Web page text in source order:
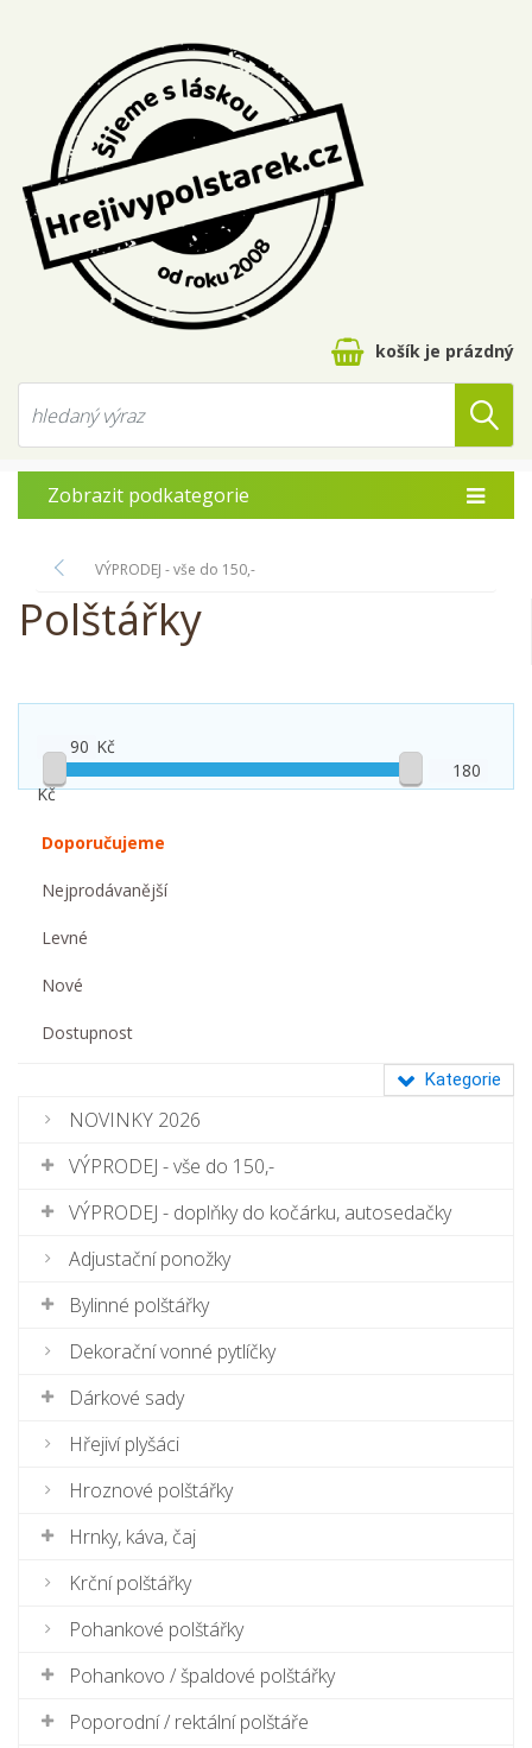
košík je prázdný
Zobrazit podkategorie
VÝPRODEJ - vše do 150,-
Polštářky
Kč
Kč
Doporučujeme
Nejprodávanější
Levné
Nové
Dostupnost
Kategorie
NOVINKY 2026
VÝPRODEJ - vše do 150,-
VÝPRODEJ - doplňky do kočárku, autosedačky
Adjustační ponožky
Bylinné polštářky
Dekorační vonné pytlíčky
Dárkové sady
Hřejiví plyšáci
Hroznové polštářky
Hrnky, káva, čaj
Krční polštářky
Pohankové polštářky
Pohankovo / špaldové polštářky
Poporodní / rektální polštáře